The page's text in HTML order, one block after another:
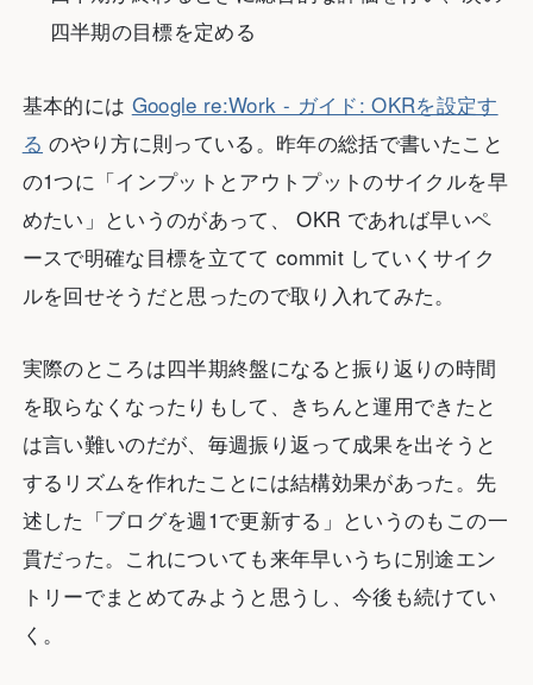
四半期の目標を定める
基本的には Google re:Work - ガイド: OKRを設定す
る のやり方に則っている。昨年の総括で書いたこと
の1つに「インプットとアウトプットのサイクルを早
めたい」というのがあって、 OKR であれば早いペ
ースで明確な目標を立てて commit していくサイク
ルを回せそうだと思ったので取り入れてみた。
実際のところは四半期終盤になると振り返りの時間
を取らなくなったりもして、きちんと運用できたと
は言い難いのだが、毎週振り返って成果を出そうと
するリズムを作れたことには結構効果があった。先
述した「ブログを週1で更新する」というのもこの一
貫だった。これについても来年早いうちに別途エン
トリーでまとめてみようと思うし、今後も続けてい
く。